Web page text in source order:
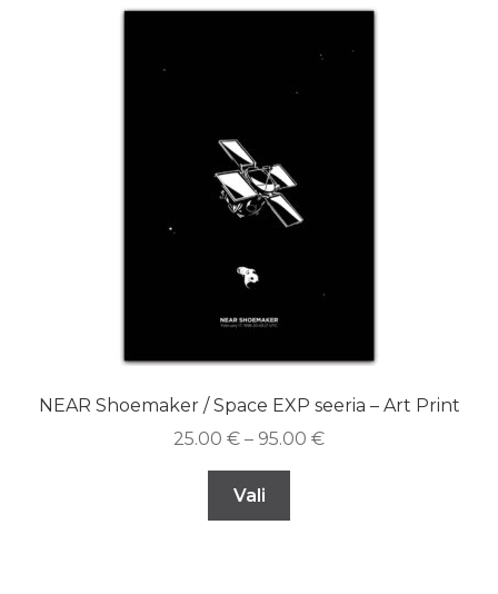
NEAR Shoemaker / Space EXP seeria – Art Print
25.00 € – 95.00 €
Vali